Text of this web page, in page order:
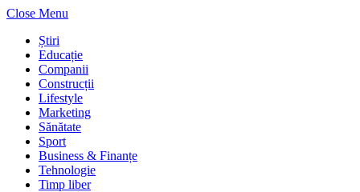
Close Menu
Știri
Educație
Companii
Construcții
Lifestyle
Marketing
Sănătate
Sport
Business & Finanțe
Tehnologie
Timp liber